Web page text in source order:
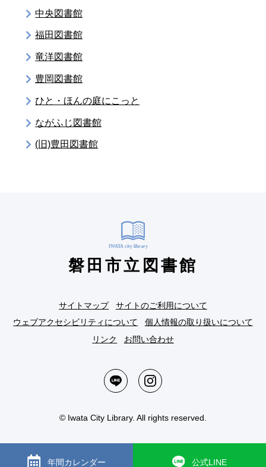
中央図書館
福田図書館
竜洋図書館
豊岡図書館
ひと・ほんの庭にこっと
ながふじ図書館
(旧)豊田図書館
磐田市立図書館
サイトマップ
サイトのご利用について
ウェブアクセシビリティについて
個人情報の取り扱いについて
リンク
お問い合わせ
© Iwata City Library. All rights reserved.
年間カレンダー 公式LINE